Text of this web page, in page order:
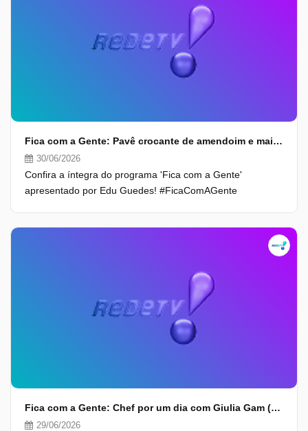
Fica com a Gente: Pavê crocante de amendoim e mais (30/06/26) | Completo
30/06/2026
Confira a íntegra do programa 'Fica com a Gente'
apresentado por Edu Guedes! #FicaComAGente
Fica com a Gente: Chef por um dia com Giulia Gam (29/06/26) | Completo
29/06/2026